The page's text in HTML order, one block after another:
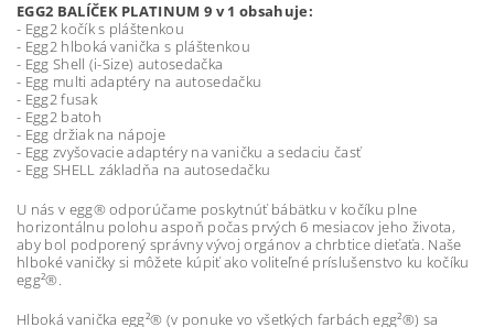
EGG2 BALÍČEK PLATINUM 9 v 1 obsahuje:
- Egg2 kočík s pláštenkou
- Egg2 hlboká vanička s pláštenkou
- Egg Shell (i-Size) autosedačka
- Egg multi adaptéry na autosedačku
- Egg2 fusak
- Egg2 batoh
- Egg držiak na nápoje
- Egg zvyšovacie adaptéry na vaničku a sedaciu časť
- Egg SHELL základňa na autosedačku
U nás v egg® odporúčame poskytnúť bábätku v kočíku plne
horizontálnu polohu aspoň počas prvých 6 mesiacov jeho života,
aby bol podporený správny vývoj orgánov a chrbtice dieťaťa. Naše
hlboké vaničky si môžete kúpiť ako voliteľné príslušenstvo ku kočíku
egg²®.
Hlboká vanička egg²® (v ponuke vo všetkých farbách egg²®) sa